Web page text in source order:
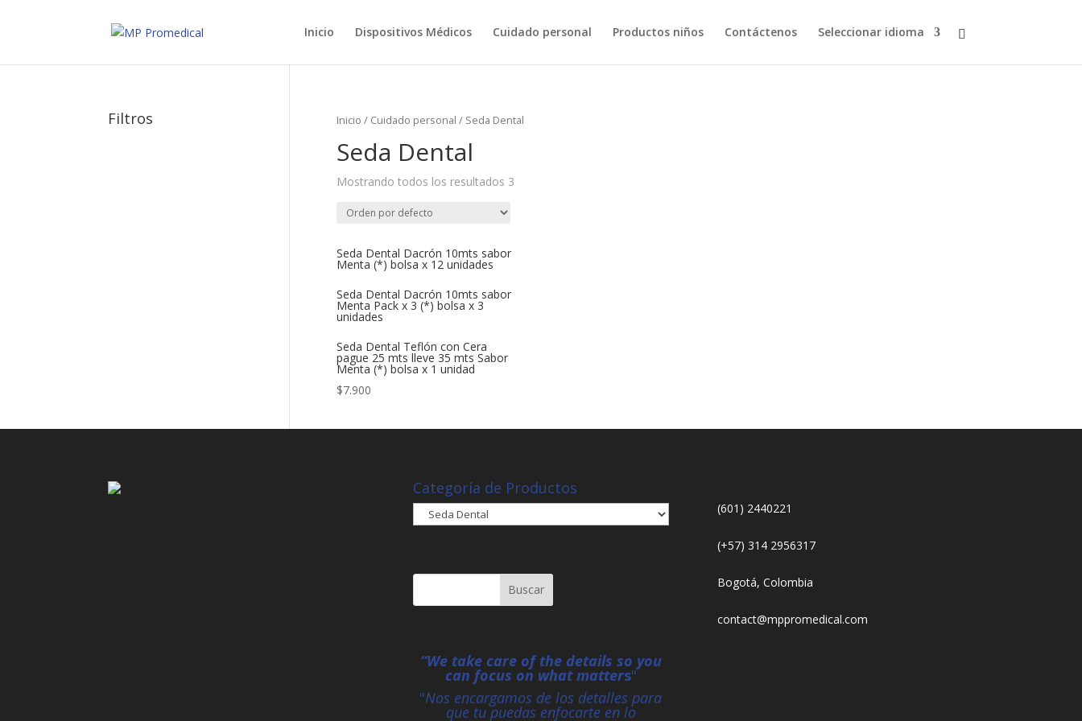
Inicio Dispositivos Médicos Cuidado personal Productos niños Contáctenos Seleccionar idioma
Inicio / Cuidado personal / Seda Dental
Seda Dental
Mostrando todos los resultados 3
Seda Dental Dacrón 10mts sabor
Menta (*) bolsa x 12 unidades
Seda Dental Dacrón 10mts sabor
Menta Pack x 3 (*) bolsa x 3
unidades
Seda Dental Teflón con Cera
pague 25 mts lleve 35 mts Sabor
Menta (*) bolsa x 1 unidad
$7.900
Filtros
Categoría de Productos
“We take care of the details so you
can focus on what matters"
"Nos encargamos de los detalles para
que tu puedas enfocarte en lo
(601) 2440221
(+57) 314 2956317
Bogotá, Colombia
contact@mppromedical.com